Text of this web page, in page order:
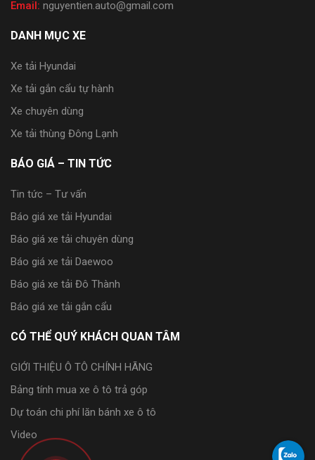
Email: nguyentien.auto@gmail.com
DANH MỤC XE
Xe tải Hyundai
Xe tải gắn cẩu tự hành
Xe chuyên dùng
Xe tải thùng Đông Lạnh
BÁO GIÁ – TIN TỨC
Tin tức – Tư vấn
Báo giá xe tải Hyundai
Báo giá xe tải chuyên dùng
Báo giá xe tải Daewoo
Báo giá xe tải Đô Thành
Báo giá xe tải gắn cẩu
CÓ THỂ QUÝ KHÁCH QUAN TÂM
GIỚI THIỆU Ô TÔ CHÍNH HÃNG
Bảng tính mua xe ô tô trả góp
Dự toán chi phí lăn bánh xe ô tô
Video